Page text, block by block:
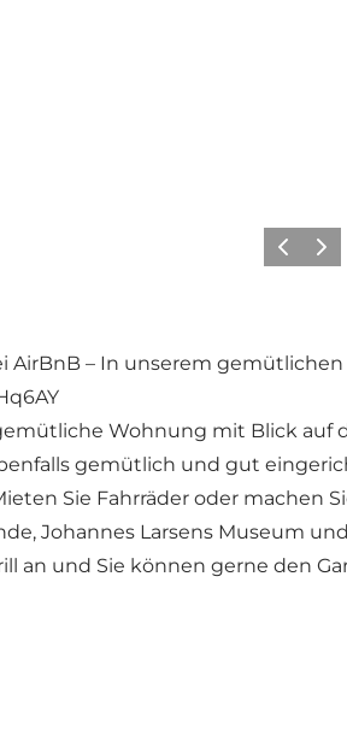
ZurückWeiter
– In unserem
Wohnung mit Blick auf
gemütlich und gut
Sie Fahrräder oder machen
Johannes Larsens Museum
an und Sie können gerne den